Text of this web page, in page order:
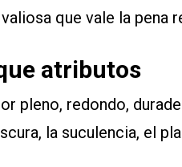
que vale la pena
atributos
pleno, redondo,
la suculencia, el